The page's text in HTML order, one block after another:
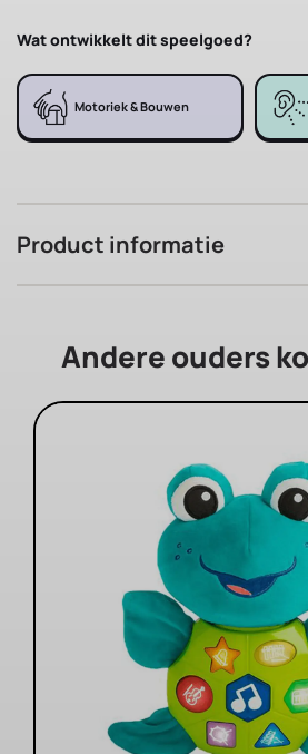
Wat ontwikkelt dit speelgoed?
Motoriek & Bouwen
Product informatie
Andere ouders